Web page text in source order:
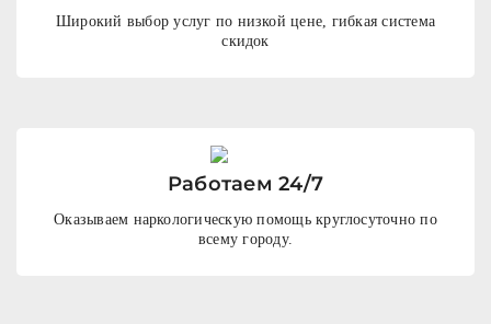
Широкий выбор услуг по низкой цене, гибкая система
скидок
Работаем 24/7
Оказываем наркологическую помощь круглосуточно по
всему городу.